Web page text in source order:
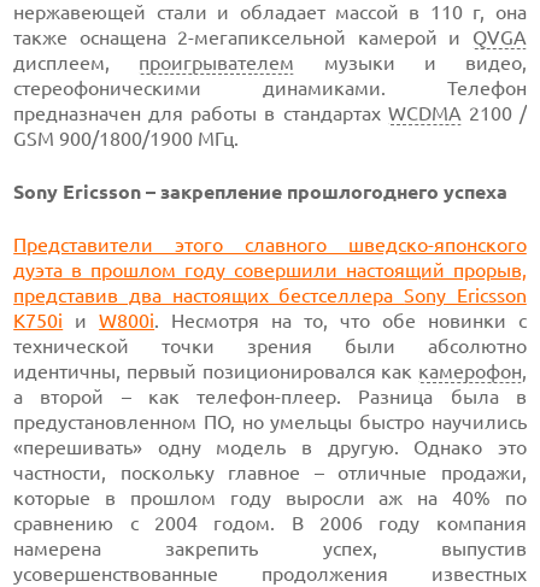
нержавеющей стали и обладает массой в 110 г, она
также оснащена 2-мегапиксельной камерой и QVGA
дисплеем, проигрывателем музыки и видео,
стереофоническими динамиками. Телефон
предназначен для работы в стандартах WCDMA 2100 /
GSM 900/1800/1900 МГц.
Sony Ericsson – закрепление прошлогоднего успеха
Представители этого славного шведско-японского
дуэта в прошлом году совершили настоящий прорыв,
представив два настоящих бестселлераSony Ericsson
K750i иW800i. Несмотря на то, что обе новинки с
технической точки зрения были абсолютно
идентичны, первый позиционировался как камерофон,
а второй – как телефон-плеер. Разница была в
предустановленном ПО, но умельцы быстро научились
«перешивать» одну модель в другую. Однако это
частности, поскольку главное – отличные продажи,
которые в прошлом году выросли аж на 40% по
сравнению с 2004 годом. В 2006 году компания
намерена закрепить успех, выпустив
усовершенствованные продолжения известных